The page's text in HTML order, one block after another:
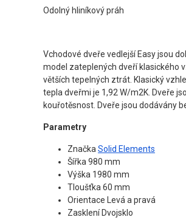
Odolný hliníkový práh
Vchodové dveře vedlejší Easy jsou
model zateplených dveří klasického
větších tepelných ztrát. Klasický
tepla dveřmi je 1,92 W/m2K. Dveře
kouřotěsnost. Dveře jsou dodávány
Parametry
Značka Solid Elements
Šířka 980 mm
Výška 1980 mm
Tloušťka 60 mm
Orientace Levá a pravá
Zasklení Dvojsklo